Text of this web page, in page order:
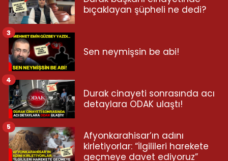
bıçaklayan şüpheli ne dedi?
Sen neymişsin be abi!
3
Durak cinayeti sonrasında acı
detaylara ODAK ulaştı!
4
Afyonkarahisar’ın adını
kirletiyorlar: “İlgilileri harekete
geçmeye davet ediyoruz”
5